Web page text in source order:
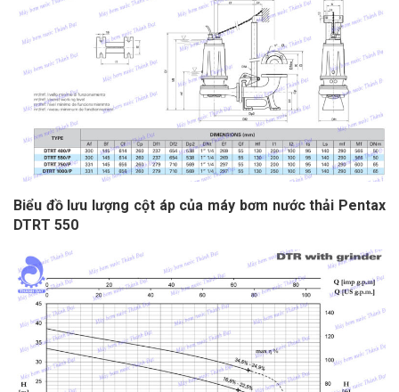
Biểu đồ lưu lượng cột áp của máy bơm nước thải Pentax
DTRT 550